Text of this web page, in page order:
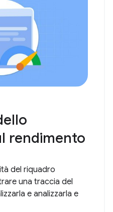
rendimento
del riquadro
una traccia del
e analizzarla e